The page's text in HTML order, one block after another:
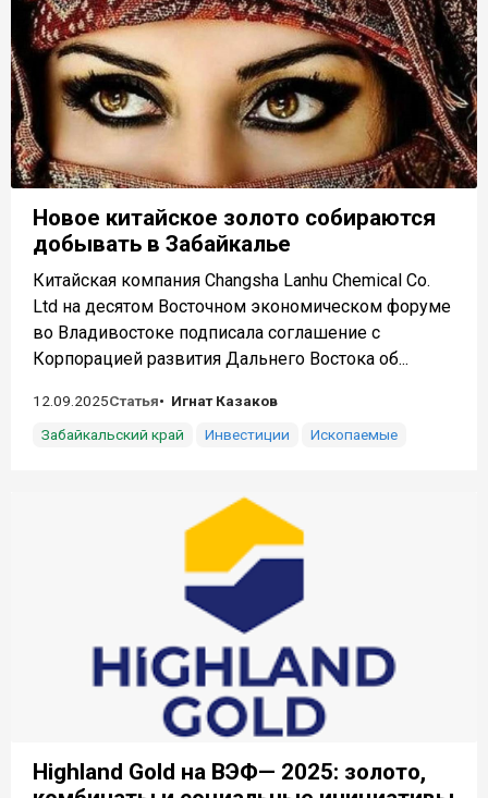
Новое китайское золото собираются
добывать в Забайкалье
Китайская компания Changsha Lanhu Chemical Co.
Ltd на десятом Восточном экономическом форуме
во Владивостоке подписала соглашение с
Корпорацией развития Дальнего Востока об...
12.09.2025Статья
Игнат Казаков
Забайкальский край
Инвестиции Ископаемые
Highland Gold на ВЭФ— 2025: золото,